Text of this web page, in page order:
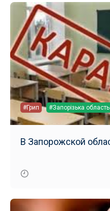
#Грип #Запорізька область